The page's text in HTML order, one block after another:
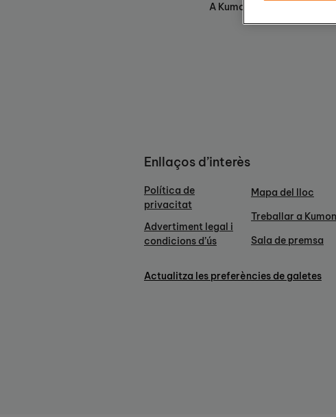
A Kumon, fomentem la
Enllaços d’interès
Política de
privacitat
Advertiment legal i
condicions d’ús
Mapa del lloc
Treballar a Kumon
Sala de premsa
Actualitza les preferències de galetes